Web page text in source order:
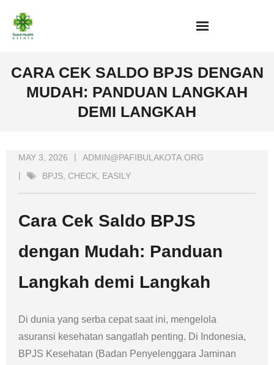
content
CARA CEK SALDO BPJS DENGAN
MUDAH: PANDUAN LANGKAH
DEMI LANGKAH
MAY 3, 2026
ADMIN@PAFIBULAKOTA.ORG
BPJS CHECK EASILY
Cara Cek Saldo BPJS
dengan Mudah: Panduan
Langkah demi Langkah
Di dunia yang serba cepat saat ini, mengelola
asuransi kesehatan sangatlah penting. Di Indonesia,
BPJS Kesehatan (Badan Penyelenggara Jaminan